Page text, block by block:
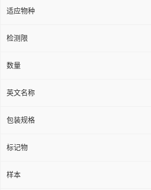
适应物种
检测限
数量
英文名称
包装规格
标记物
样本